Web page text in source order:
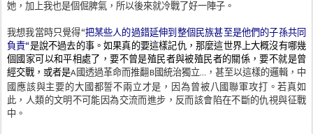
她，加上我也是個倔脾氣，所以後來就冷戰了好一陣子。
我想我當時只覺得“把某些人的過錯延伸到整個民族甚至是他們的子孫共同
負責“是說不過去的事。如果真的要這樣記仇，那麼這世界上大概沒有哪幾
個國家可以和平相處了，要不曾是殖民者與被殖民者的關係，要不就是曾
經交戰，或者是A國透過革命而推翻 B國統治獨立…，甚至以這樣的邏輯，中
國應該與主要的大國都誓不兩立才是，因為曾被八國聯軍攻打。若真如
此，人類的文明不可能因為交流而進步，反而該會陷在不斷的仇視與征戰
中。